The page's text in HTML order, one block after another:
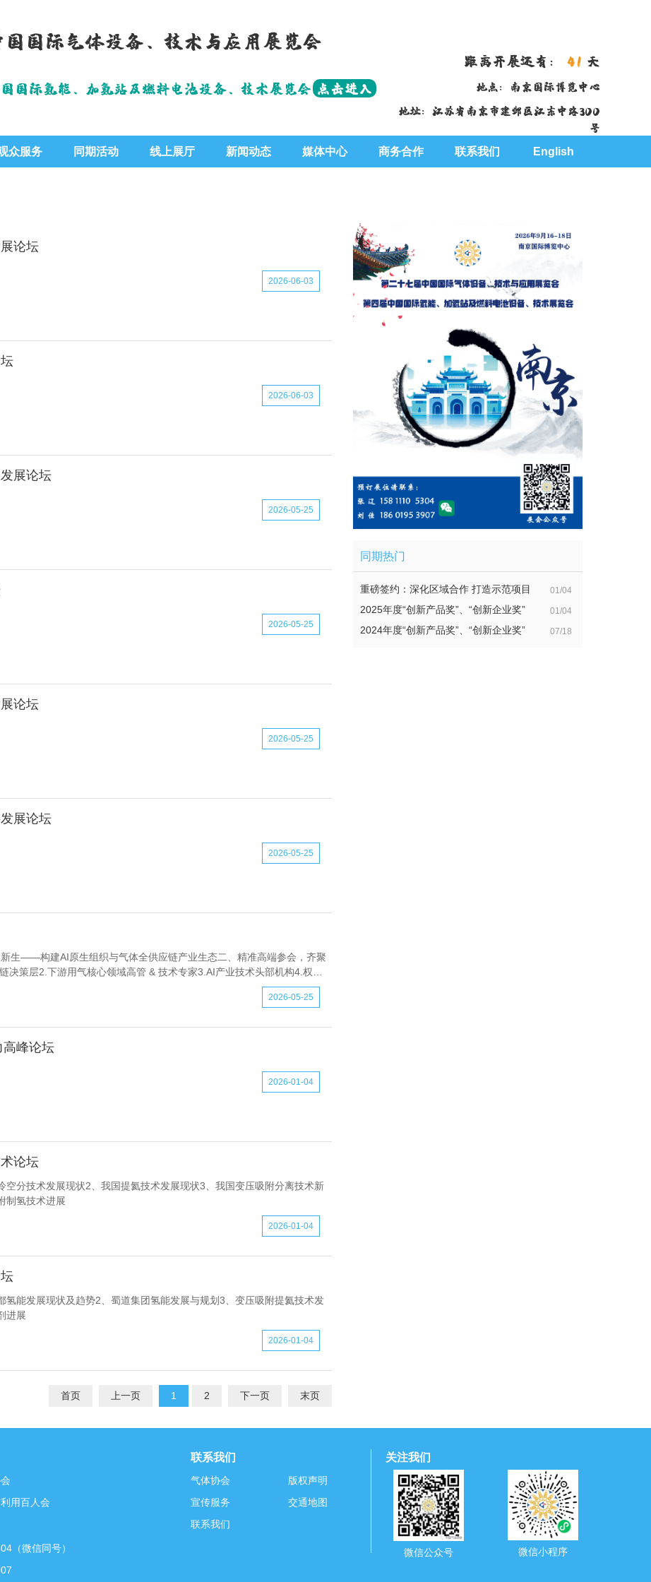
国际气体设备、技术与应用展览会
国际氢能、加氢站及燃料电池设备、技术展览会 点击进入
距离开展还有： 41 天
地点：南京国际博览中心
地址：江苏省南京市建邺区江东中路300
号
众服务 同期活动 线上展厅 新闻动态 媒体中心 商务合作 联系我们 English
论坛
2026-06-03
2026-06-03
展论坛
2026-05-25
2026-05-25
论坛
2026-05-25
展论坛
2026-05-25
生——构建AI原生组织与气体全供应链产业生态二、精准高端参会，齐聚
决策层2.下游用气核心领域高管 & 技术专家3.AI产业技术头部机构4.权威
联动三、核心议程（一）战略顶层场：AI原生
2026-05-25
高峰论坛
2026-01-04
论坛
空分技术发展现状2、我国提氦技术发展现状3、我国变压吸附分离技术新
制氢技术进展
2026-01-04
氢能发展现状及趋势2、蜀道集团氢能发展与规划3、变压吸附提氦技术发
进展
2026-01-04
首页 上一页 1 2 下一页 末页
同期热门
重磅签约：深化区域合作 打造示范项目 01/04
2025年度“创新产品奖”、“创新企业奖” 01/04
2024年度“创新产品奖”、“创新企业奖” 07/18
用百人会
（微信同号）
联系我们
气体协会
版权声明
宣传服务
交通地图
联系我们
关注我们
微信公众号 微信小程序